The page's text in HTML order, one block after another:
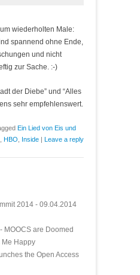
wiederholten Male:
spannend ohne Ende,
und nicht
zur Sache. :-)
der Diebe” und “Alles
sehr empfehlenswert.
Ein Lied von Eis und
HBO Inside | Leave a reply
2014 - 09.04.2014
MOOCS are Doomed
Me Happy
the Open Access